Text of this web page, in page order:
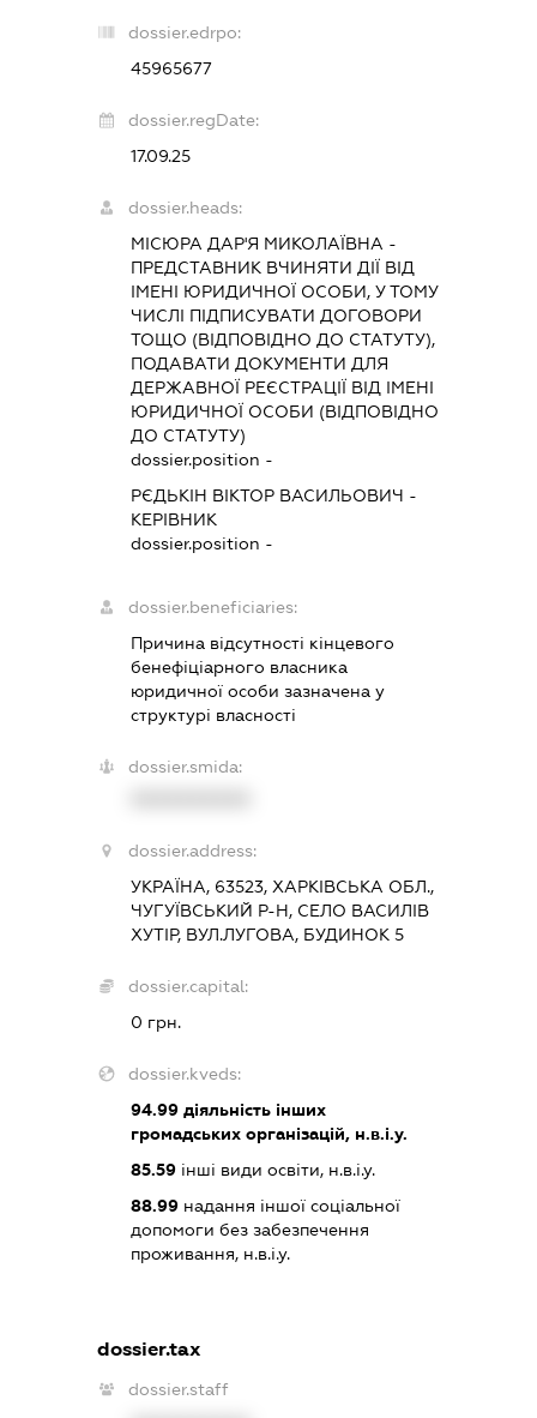
dossier.edrpo:
45965677
dossier.regDate:
17.09.25
dossier.heads:
МІСЮРА ДАР'Я МИКОЛАЇВНА -
ПРЕДСТАВНИК ВЧИНЯТИ ДІЇ ВІД
ІМЕНІ ЮРИДИЧНОЇ ОСОБИ, У ТОМУ
ЧИСЛІ ПІДПИСУВАТИ ДОГОВОРИ
ТОЩО (ВІДПОВІДНО ДО СТАТУТУ),
ПОДАВАТИ ДОКУМЕНТИ ДЛЯ
ДЕРЖАВНОЇ РЕЄСТРАЦІЇ ВІД ІМЕНІ
ЮРИДИЧНОЇ ОСОБИ (ВІДПОВІДНО
ДО СТАТУТУ)
dossier.position -
РЄДЬКІН ВІКТОР ВАСИЛЬОВИЧ -
КЕРІВНИК
dossier.position -
dossier.beneficiaries:
Причина відсутності кінцевого
бенефіціарного власника
юридичної особи зазначена у
структурі власності
dossier.smida:
dossier.address:
УКРАЇНА, 63523, ХАРКІВСЬКА ОБЛ.,
ЧУГУЇВСЬКИЙ Р-Н, СЕЛО ВАСИЛІВ
ХУТІР, ВУЛ.ЛУГОВА, БУДИНОК 5
dossier.capital:
0 грн.
dossier.kveds:
94.99 діяльність інших
громадських організацій, н.в.і.у.
85.59 інші види освіти, н.в.і.у.
88.99 надання іншої соціальної
допомоги без забезпечення
проживання, н.в.і.у.
dossier.tax
dossier.staff